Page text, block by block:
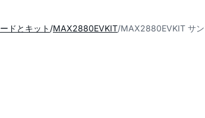
ドとキット MAX2880EVKIT MAX2880EVKIT サン